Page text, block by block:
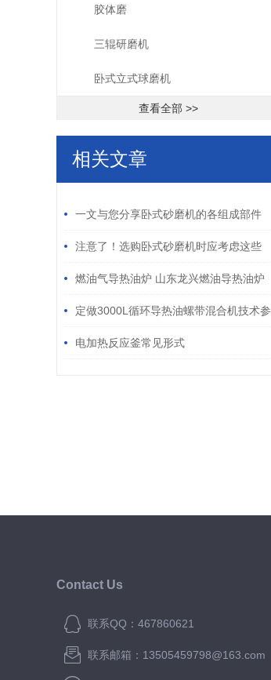
胶体磨
三辊研磨机
卧式立式球磨机
查看全部 >>
相关文章
一文与您分享卧式砂磨机的各组成部件
功能特点
注意了！选购卧式砂磨机时应考虑这些
关键因素
燃油气导热油炉 山东龙兴燃油导热油炉
燃气导热油炉
定做3000L循环导热油螺带混合机技术参
数 电加热反应釜常见形式
Contact Us
联系QQ：467860621
联系邮箱：13505459798@163.com